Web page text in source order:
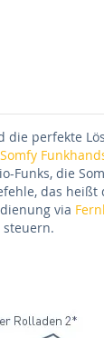
die perfekte
Somfy
die
das
via